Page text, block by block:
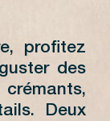
profitez
des
Deux